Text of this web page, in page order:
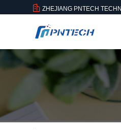
ZHEJIANG PNTECH